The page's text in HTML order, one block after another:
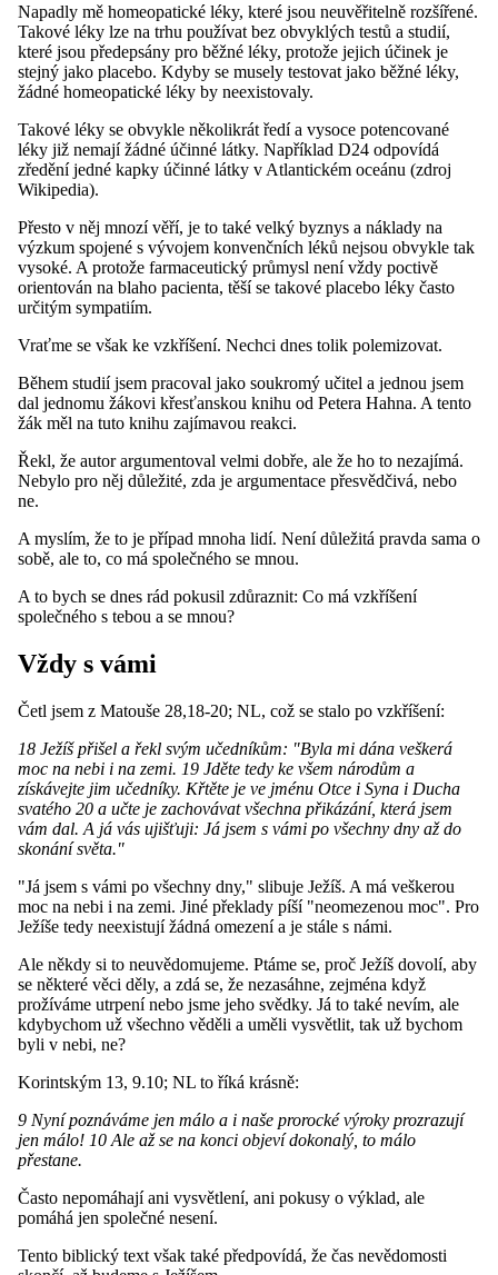
Napadly mě homeopatické léky, které jsou neuvěřitelně rozšířené.
Takové léky lze na trhu používat bez obvyklých testů a studií,
které jsou předepsány pro běžné léky, protože jejich účinek je
stejný jako placebo. Kdyby se musely testovat jako běžné léky,
žádné homeopatické léky by neexistovaly.
Takové léky se obvykle několikrát ředí a vysoce potencované
léky již nemají žádné účinné látky. Například D24 odpovídá
zředění jedné kapky účinné látky v Atlantickém oceánu (zdroj
Wikipedia).
Přesto v něj mnozí věří, je to také velký byznys a náklady na
výzkum spojené s vývojem konvenčních léků nejsou obvykle tak
vysoké. A protože farmaceutický průmysl není vždy poctivě
orientován na blaho pacienta, těší se takové placebo léky často
určitým sympatiím.
Vraťme se však ke vzkříšení. Nechci dnes tolik polemizovat.
Během studií jsem pracoval jako soukromý učitel a jednou jsem
dal jednomu žákovi křesťanskou knihu od Petera Hahna. A tento
žák měl na tuto knihu zajímavou reakci.
Řekl, že autor argumentoval velmi dobře, ale že ho to nezajímá.
Nebylo pro něj důležité, zda je argumentace přesvědčivá, nebo
ne.
A myslím, že to je případ mnoha lidí. Není důležitá pravda sama o
sobě, ale to, co má společného se mnou.
A to bych se dnes rád pokusil zdůraznit: Co má vzkříšení
společného s tebou a se mnou?
Vždy s vámi
Četl jsem z Matouše 28,18-20; NL, což se stalo po vzkříšení:
18 Ježíš přišel a řekl svým učedníkům: "Byla mi dána veškerá
moc na nebi i na zemi. 19 Jděte tedy ke všem národům a
získávejte jim učedníky. Křtěte je ve jménu Otce i Syna i Ducha
svatého 20 a učte je zachovávat všechna přikázání, která jsem
vám dal. A já vás ujišťuji: Já jsem s vámi po všechny dny až do
skonání světa."
"Já jsem s vámi po všechny dny," slibuje Ježíš. A má veškerou
moc na nebi i na zemi. Jiné překlady píší "neomezenou moc". Pro
Ježíše tedy neexistují žádná omezení a je stále s námi.
Ale někdy si to neuvědomujeme. Ptáme se, proč Ježíš dovolí, aby
se některé věci děly, a zdá se, že nezasáhne, zejména když
prožíváme utrpení nebo jsme jeho svědky. Já to také nevím, ale
kdybychom už všechno věděli a uměli vysvětlit, tak už bychom
byli v nebi, ne?
Korintským 13, 9.10; NL to říká krásně:
9 Nyní poznáváme jen málo a i naše prorocké výroky prozrazují
jen málo! 10 Ale až se na konci objeví dokonalý, to málo
přestane.
Často nepomáhají ani vysvětlení, ani pokusy o výklad, ale
pomáhá jen společné nesení.
Tento biblický text však také předpovídá, že čas nevědomosti